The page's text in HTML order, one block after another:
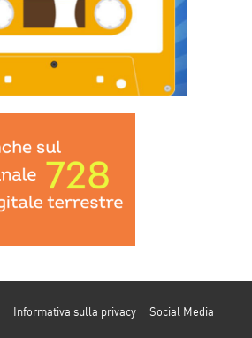
Informativa sulla privacy
Social Media